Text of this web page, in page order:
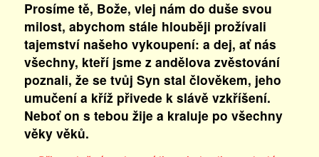
Prosíme tě, Bože, vlej nám do duše svou
milost, abychom stále hlouběji prožívali
tajemství našeho vykoupení: a dej, ať nás
všechny, kteří jsme z andělova zvěstování
poznali, že se tvůj Syn stal člověkem, jeho
umučení a kříž přivede k slávě vzkříšení.
Neboť on s tebou žije a kraluje po všechny
věky věků.